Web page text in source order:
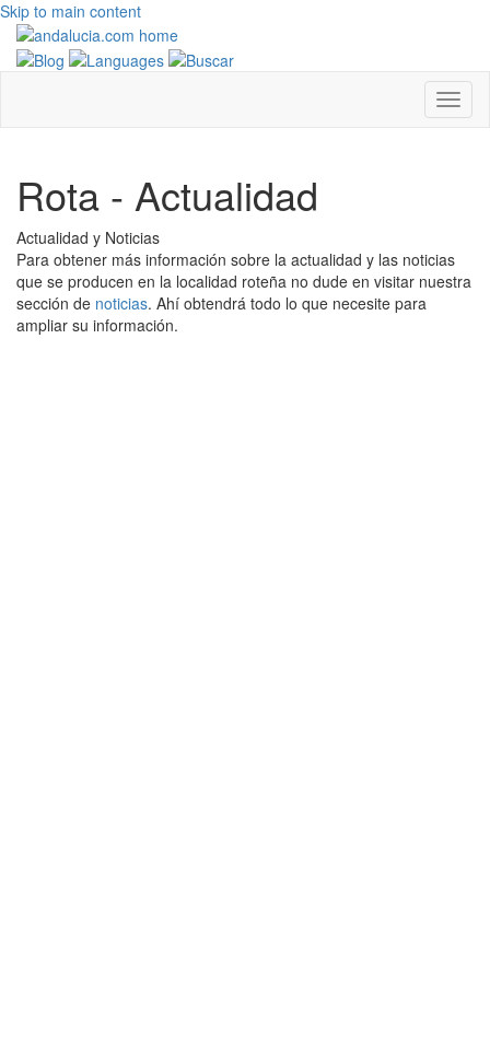
Skip to main content
Rota - Actualidad
Actualidad y Noticias
Para obtener más información sobre la actualidad y las noticias
que se producen en la localidad roteña no dude en visitar nuestra
sección de noticias. Ahí obtendrá todo lo que necesite para
ampliar su información.